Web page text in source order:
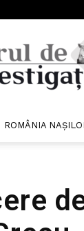
ROMÂNIA